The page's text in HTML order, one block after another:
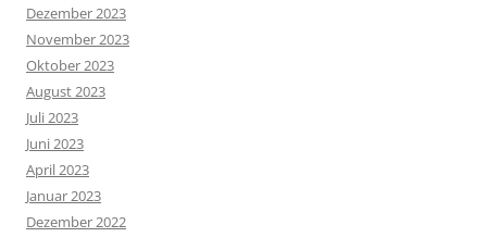
Dezember 2023
November 2023
Oktober 2023
August 2023
Juli 2023
Juni 2023
April 2023
Januar 2023
Dezember 2022